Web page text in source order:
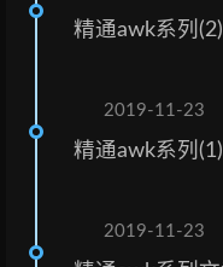
精通awk系列
2019-11-23
精通awk系列
2019-11-23